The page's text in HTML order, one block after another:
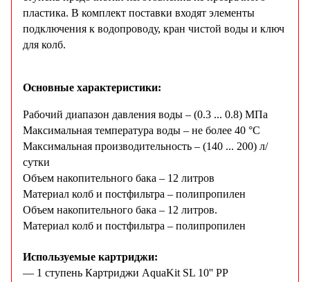
пластика. В комплект поставки входят элементы
подключения к водопроводу, кран чистой воды и ключ
для колб.
Основные характеристики:
Рабочий диапазон давления воды – (0.3 ... 0.8) МПа
Максимальная температура воды – не более 40 °С
Максимальная производительность – (140 ... 200) л/
сутки
Объем накопительного бака – 12 литров
Материал колб и постфильтра – полипропилен
Объем накопительного бака – 12 литров.
Материал колб и постфильтра – полипропилен
Используемые картриджи:
— 1 ступень Картриджи AquaKit SL 10'' PP